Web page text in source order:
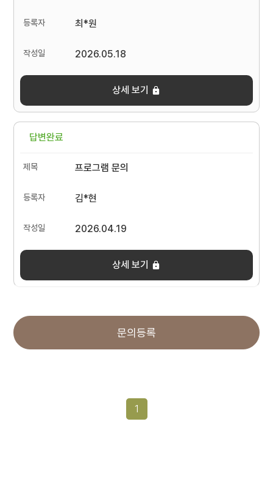
최*원
2026.05.18
상세 보기
답변완료
프로그램 문의
김*현
2026.04.19
상세 보기
문의등록
1